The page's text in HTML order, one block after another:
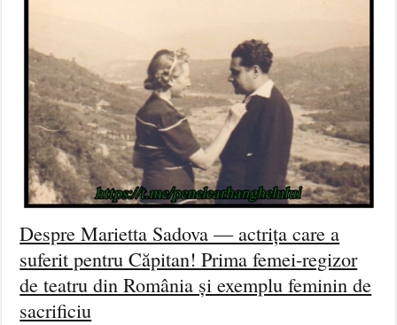
Despre Marietta Sadova — actrița care a
suferit pentru Căpitan! Prima femei-regizor
de teatru din România și exemplu feminin de
sacrificiu